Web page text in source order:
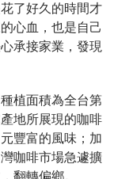
了好久的時間才
心血，也是自己
承接家業，發現
植面積為全台第
地所展現的咖啡
豐富的風味；加
咖啡市場急遽擴